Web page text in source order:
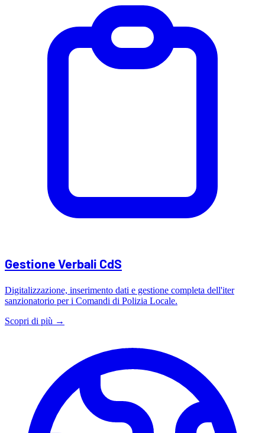
Gestione Verbali CdS
Digitalizzazione, inserimento dati e gestione completa dell'iter
sanzionatorio per i Comandi di Polizia Locale.
Scopri di più →